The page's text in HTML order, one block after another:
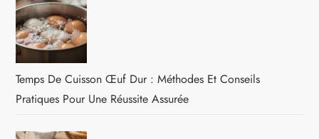
Temps De Cuisson Œuf Dur : Méthodes Et Conseils
Pratiques Pour Une Réussite Assurée